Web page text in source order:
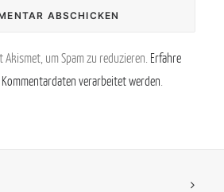
Akismet, um Spam zu reduzieren. Erfahre
verarbeitet werden.